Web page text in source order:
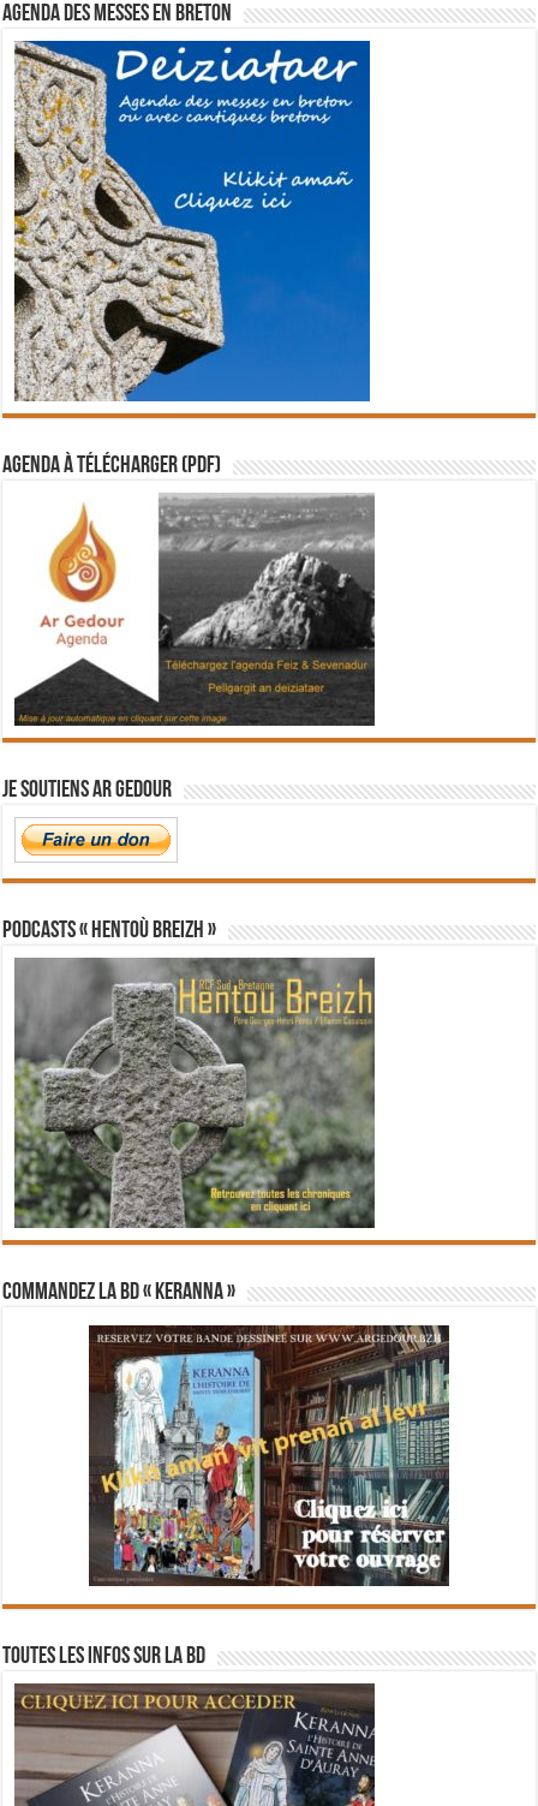
Agenda des messes en breton
Agenda à télécharger (PDF)
Je soutiens Ar Gedour
PODCASTS « Hentoù Breizh »
Commandez la BD « Keranna »
Toutes les infos sur la BD